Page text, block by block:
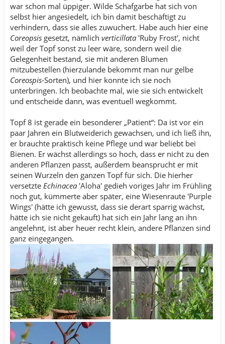
war schon mal üppiger. Wilde Schafgarbe hat sich von
selbst hier angesiedelt, ich bin damit beschäftigt zu
verhindern, dass sie alles zuwuchert. Habe auch hier eine
Coreopsis gesetzt, nämlich verticillata 'Ruby Frost', nicht
weil der Topf sonst zu leer wäre, sondern weil die
Gelegenheit bestand, sie mit anderen Blumen
mitzubestellen (hierzulande bekommt man nur gelbe
Coreospis-Sorten), und hier konnte ich sie noch
unterbringen. Ich beobachte mal, wie sie sich entwickelt
und entscheide dann, was eventuell wegkommt.
Topf 8 ist gerade ein besonderer „Patient“: Da ist vor ein
paar Jahren ein Blutweiderich gewachsen, und ich ließ ihn,
er brauchte praktisch keine Pflege und war beliebt bei
Bienen. Er wächst allerdings so hoch, dass er nicht zu den
anderen Pflanzen passt, außerdem beansprucht er mit
seinen Wurzeln den ganzen Topf für sich. Die hierher
versetzte Echinacea 'Aloha' gedieh voriges Jahr im Frühling
noch gut, kümmerte aber später, eine Wiesenraute 'Purple
Wings' (hätte ich gewusst, dass sie derart sparrig wächst,
hätte ich sie nicht gekauft) hat sich ein Jahr lang an ihn
angelehnt, ist aber heuer recht klein, andere Pflanzen sind
ganz eingegangen.